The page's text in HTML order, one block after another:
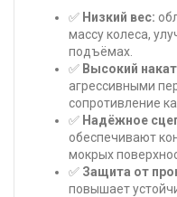
✅ Низкий вес:
массу колеса,
подъёмах.
✅ Высокий
агрессивными
сопротивление
✅ Надёжное
обеспечивают
мокрых
✅ Защита от
повышает